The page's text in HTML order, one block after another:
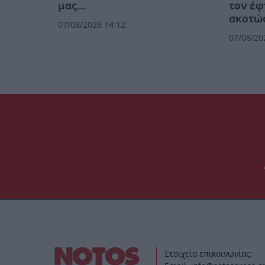
μας…
07/08/2026 14:12
τον
07/08/
Στοιχεία επικοινωνίας: